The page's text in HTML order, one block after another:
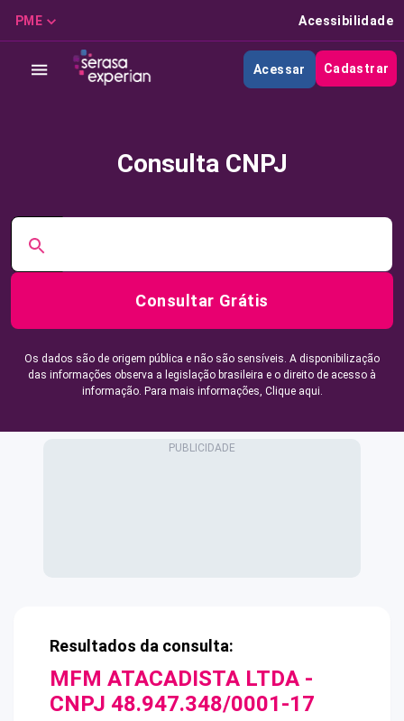
PME Acessibilidade
Acessar Cadastrar
Consulta CNPJ
Consultar Grátis
Os dados são de origem pública e não são sensíveis. A disponibilização
das informações observa a legislação brasileira e o direito de acesso à
informação. Para mais informações, Clique aqui.
Resultados da consulta:
MFM ATACADISTA LTDA -
CNPJ 48.947.348/0001-17